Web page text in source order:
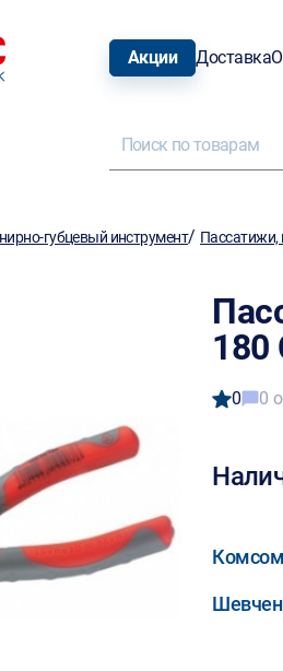
Акции Доставка
губцевый инструмент/ Пассатижи,
180
0 0